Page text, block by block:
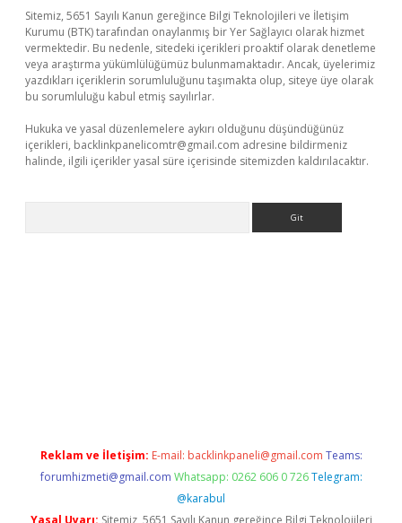
Sitemiz, 5651 Sayılı Kanun gereğince Bilgi Teknolojileri ve İletişim
Kurumu (BTK) tarafından onaylanmış bir Yer Sağlayıcı olarak hizmet
vermektedir. Bu nedenle, sitedeki içerikleri proaktif olarak denetleme
veya araştırma yükümlülüğümüz bulunmamaktadır. Ancak, üyelerimiz
yazdıkları içeriklerin sorumluluğunu taşımakta olup, siteye üye olarak
bu sorumluluğu kabul etmiş sayılırlar.
Hukuka ve yasal düzenlemelere aykırı olduğunu düşündüğünüz
içerikleri, backlinkpanelicomtr@gmail.com adresine bildirmeniz
halinde, ilgili içerikler yasal süre içerisinde sitemizden kaldırılacaktır.
Reklam ve İletişim: E-mail: backlinkpaneli@gmail.com Teams:
forumhizmeti@gmail.com Whatsapp: 0262 606 0 726 Telegram:
@karabul
Yasal Uyarı: Sitemiz, 5651 Sayılı Kanun gereğince Bilgi Teknolojileri